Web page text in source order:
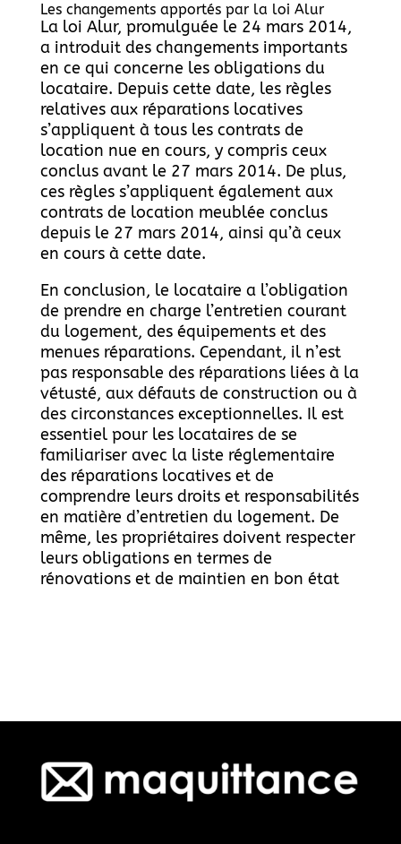
Les changements apportés par la loi Alur
La loi Alur, promulguée le 24 mars 2014,
a introduit des changements importants
en ce qui concerne les obligations du
locataire. Depuis cette date, les règles
relatives aux réparations locatives
s’appliquent à tous les contrats de
location nue en cours, y compris ceux
conclus avant le 27 mars 2014. De plus,
ces règles s’appliquent également aux
contrats de location meublée conclus
depuis le 27 mars 2014, ainsi qu’à ceux
en cours à cette date.
En conclusion, le locataire a l’obligation
de prendre en charge l’entretien courant
du logement, des équipements et des
menues réparations. Cependant, il n’est
pas responsable des réparations liées à la
vétusté, aux défauts de construction ou à
des circonstances exceptionnelles. Il est
essentiel pour les locataires de se
familiariser avec la liste réglementaire
des réparations locatives et de
comprendre leurs droits et responsabilités
en matière d’entretien du logement. De
même, les propriétaires doivent respecter
leurs obligations en termes de
rénovations et de maintien en bon état